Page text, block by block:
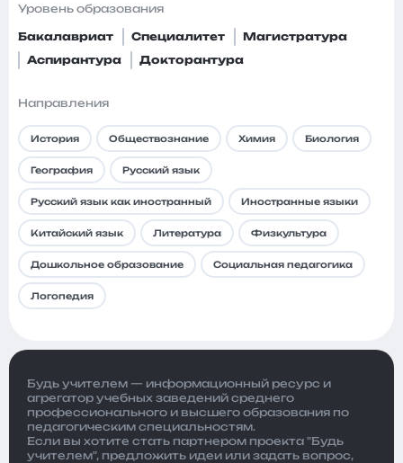
Уровень образования
Бакалавриат Специалитет
Магистратура
Аспирантура
Докторантура
Направления
История Обществознание Химия Биология
География Русский язык
Русский язык как иностранный Иностранные языки
Китайский язык Литература Физкультура
Дошкольное образование Социальная педагогика
Логопедия
Будь учителем — информационный ресурс и
агрегатор учебных заведений среднего
профессионального и высшего образования по
педагогическим специальностям.
Если вы хотите стать партнером проекта "Будь
учителем", предложить идеи или задать вопрос,